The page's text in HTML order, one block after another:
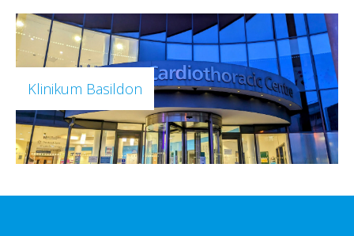
Klinikum Basildon